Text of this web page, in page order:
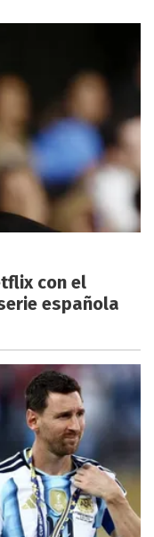
con el
española